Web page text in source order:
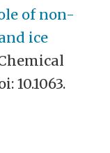
of non-
ice
10.1063.